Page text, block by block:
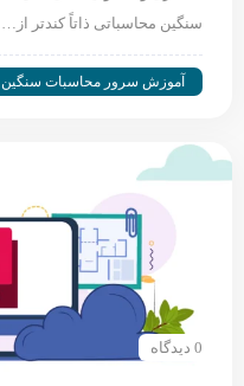
سنگین محاسباتی ذاتاً کندتر از…
آموزش سرور محاسبات سنگین
0 دیدگاه